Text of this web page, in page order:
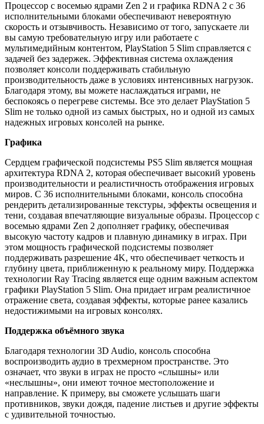
Процессор с восемью ядрами Zen 2 и графика RDNA 2 с 36
исполнительными блоками обеспечивают невероятную
скорость и отзывчивость. Независимо от того, запускаете ли
вы самую требовательную игру или работаете с
мультимедийным контентом, PlayStation 5 Slim справляется с
задачей без задержек. Эффективная система охлаждения
позволяет консоли поддерживать стабильную
производительность даже в условиях интенсивных нагрузок.
Благодаря этому, вы можете наслаждаться играми, не
беспокоясь о перегреве системы. Все это делает PlayStation 5
Slim не только одной из самых быстрых, но и одной из самых
надежных игровых консолей на рынке.
Графика
Сердцем графической подсистемы PS5 Slim является мощная
архитектура RDNA 2, которая обеспечивает высокий уровень
производительности и реалистичность отображения игровых
миров. С 36 исполнительными блоками, консоль способна
рендерить детализированные текстуры, эффекты освещения и
тени, создавая впечатляющие визуальные образы. Процессор с
восемью ядрами Zen 2 дополняет графику, обеспечивая
высокую частоту кадров и плавную динамику в играх. При
этом мощность графической подсистемы позволяет
поддерживать разрешение 4K, что обеспечивает четкость и
глубину цвета, приближенную к реальному миру. Поддержка
технологии Ray Tracing является еще одним важным аспектом
графики PlayStation 5 Slim. Она придает играм реалистичное
отражение света, создавая эффекты, которые ранее казались
недостижимыми на игровых консолях.
Поддержка объёмного звука
Благодаря технологии 3D Audio, консоль способна
воспроизводить аудио в трехмерном пространстве. Это
означает, что звуки в играх не просто «слышны» или
«неслышны», они имеют точное местоположение и
направление. К примеру, вы сможете услышать шаги
противников, звуки дождя, падение листьев и другие эффекты
с удивительной точностью.